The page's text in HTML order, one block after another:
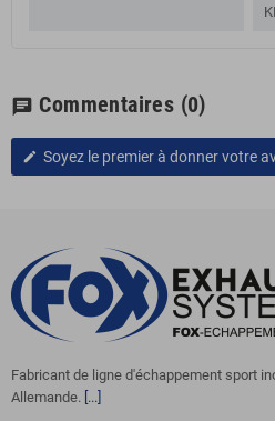
chat Commentaires (0)
edit Soyez le premier à donner votre
Fabricant de ligne d'échappement sport
Allemande. [...]